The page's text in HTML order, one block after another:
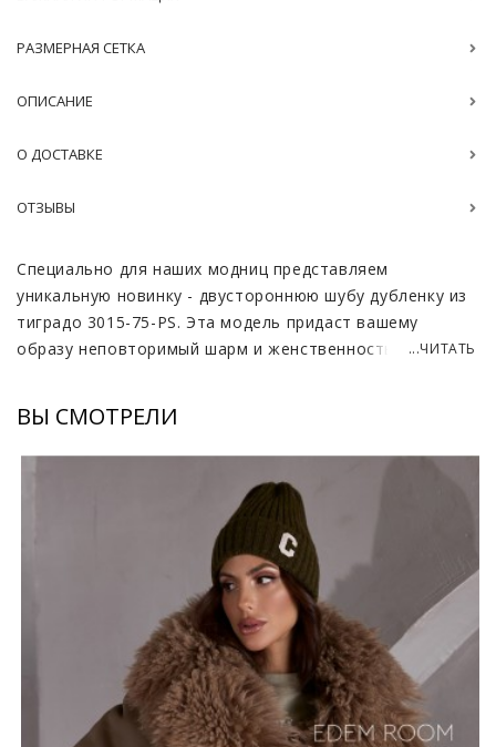
РАЗМЕРНАЯ СЕТКА
ОПИСАНИЕ
О ДОСТАВКЕ
ОТЗЫВЫ
Специально для наших модниц представляем
уникальную новинку - двустороннюю шубу дубленку из
тиградо 3015-75-PS. Эта модель придаст вашему
образу неповторимый шарм и женственность,
сочетается с различными аксессуарами, что позволяет
вам творчески подходить к созданию своего стиля.
Важной функцией этого изделия является
возможность носить дублёнку с обеих сторон.
Оптимальная длина 70-75 см не сковывает движения.
Материал, использованный для создания этого
произведения искусства - мех длинношерстной
тонкорунной овцы, обеспечивающий не только
мягкость и нежность на ощупь, но и отличные
теплоизоляционные характеристики. Вторая сторона
дублёнки выполнена из изысканной кожи ягнёнка
пастельного цвета, как и сам мех. Застегивается эта
...ЧИТАТЬ
ВЫ СМОТРЕЛИ